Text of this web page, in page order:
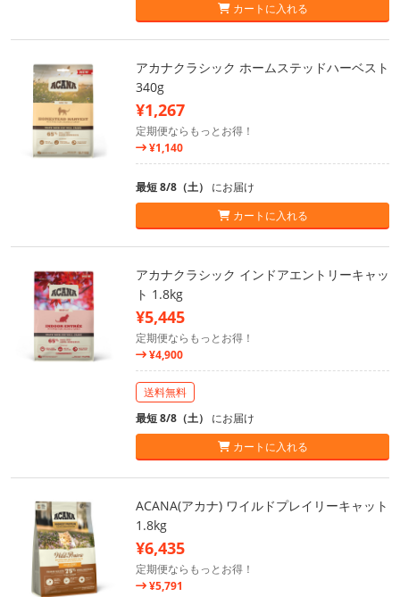
カートに入れる
アカナクラシック ホームステッドハーベスト
340g
¥1,267
定期便ならもっとお得！
¥1,140
最短 8/8（土） にお届け
カートに入れる
アカナクラシック インドアエントリーキャッ
ト 1.8kg
¥5,445
定期便ならもっとお得！
¥4,900
送料無料
最短 8/8（土） にお届け
カートに入れる
ACANA(アカナ) ワイルドプレイリーキャット
1.8kg
¥6,435
定期便ならもっとお得！
¥5,791